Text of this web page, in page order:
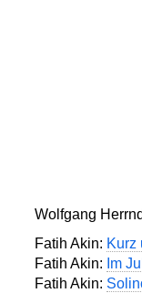
Wolfgang
Fatih Akin: Kurz
Fatih Akin: Im
Fatih Akin: